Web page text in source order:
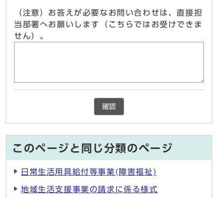
（注意）お答えが必要なお問い合わせは、直接担
当部署へお願いします（こちらではお受けできま
せん）。
確認
このページと同じ分類のページ
日常生活用具給付等事業(障害福祉)
地域生活支援事業の請求に係る様式